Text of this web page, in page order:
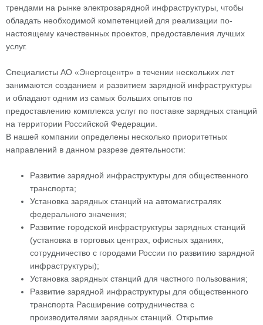
трендами на рынке электрозарядной инфраструктуры, чтобы
обладать необходимой компетенцией для реализации по-
настоящему качественных проектов, предоставления лучших
услуг.
Специалисты АО «Энергоцентр» в течении нескольких лет
занимаются созданием и развитием зарядной инфраструктуры
и обладают одним из самых больших опытов по
предоставлению комплекса услуг по поставке зарядных станций
на территории Российской Федерации.
В нашей компании определены несколько приоритетных
направлений в данном разрезе деятельности:
Развитие зарядной инфраструктуры для общественного
транспорта;
Установка зарядных станций на автомагистралях
федерального значения;
Развитие городской инфраструктуры зарядных станций
(установка в торговых центрах, офисных зданиях,
сотрудничество с городами России по развитию зарядной
инфраструктуры);
Установка зарядных станций для частного пользования;
Развитие зарядной инфраструктуры для общественного
транспорта Расширение сотрудничества с
производителями зарядных станций. Открытие